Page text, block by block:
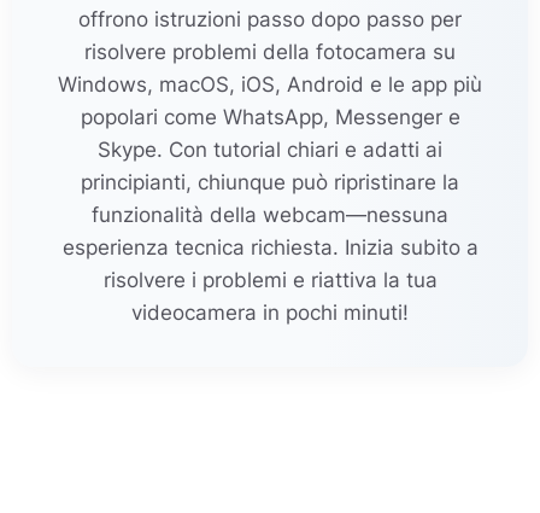
offrono istruzioni passo dopo passo per
risolvere problemi della fotocamera su
Windows, macOS, iOS, Android e le app più
popolari come WhatsApp, Messenger e
Skype. Con tutorial chiari e adatti ai
principianti, chiunque può ripristinare la
funzionalità della webcam—nessuna
esperienza tecnica richiesta. Inizia subito a
risolvere i problemi e riattiva la tua
videocamera in pochi minuti!